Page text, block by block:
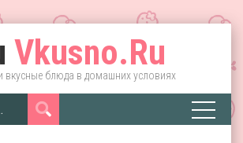
Vkusno.Ru
вкусные блюда в домашних условиях